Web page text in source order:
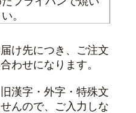
。
け先につき、ご注文
わせになります。
漢字・外字・特殊文
んので、ご入力しな